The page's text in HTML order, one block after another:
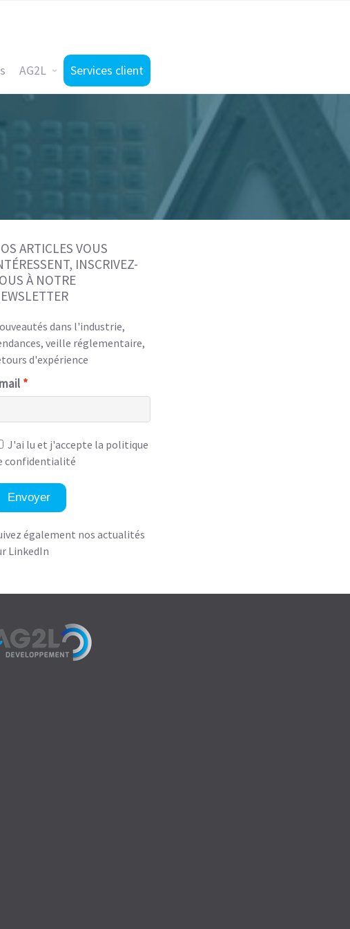
AG2L Services client
ARTICLES VOUS
INSCRIVEZ-
À NOTRE
dans l'industrie,
veille réglementaire,
d'expérience
J'ai lu et j'accepte la politique
confidentialité
Envoyer
également nos actualités
LinkedIn